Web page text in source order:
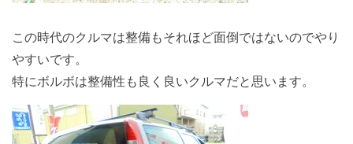
この時代のクルマは整備もそれほど面倒ではないのでやり
やすいです。
特にボルボは整備性も良く良いクルマだと思います。